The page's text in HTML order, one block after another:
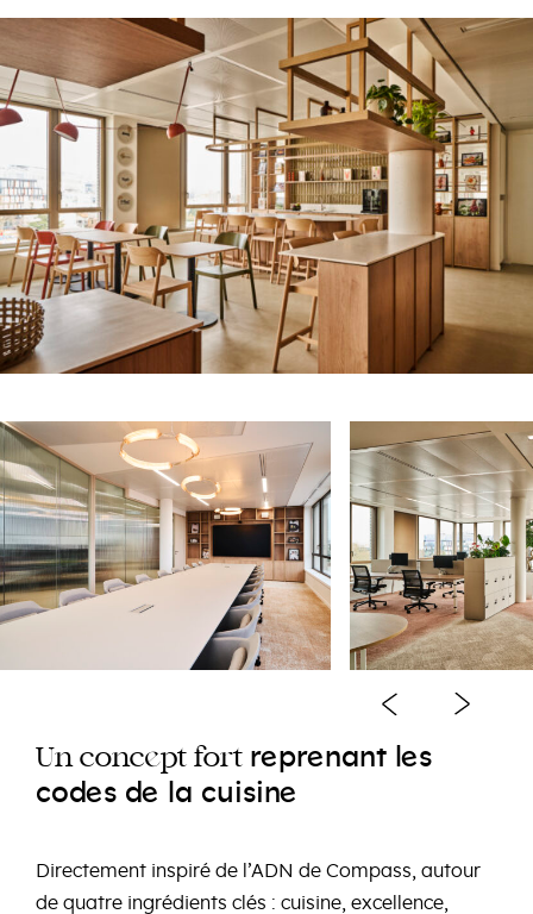
Un concept fort reprenant les
codes de la cuisine
Directement inspiré de l’ADN de Compass, autour
de quatre ingrédients clés : cuisine, excellence,